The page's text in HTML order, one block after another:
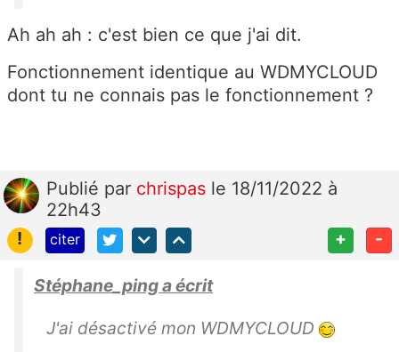
Ah ah ah : c'est bien ce que j'ai dit.
Fonctionnement identique au WDMYCLOUD
dont tu ne connais pas le fonctionnement ?
Publié par chrispas le 18/11/2022 à
22h43
!
citer + -
Stéphane_ping a écrit
J'ai désactivé mon WDMYCLOUD